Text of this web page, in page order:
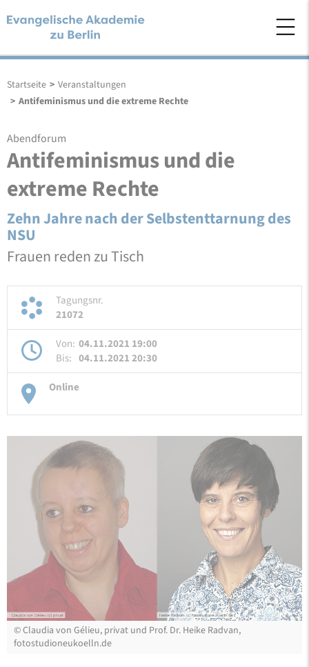
Startseite > Veranstaltungen
> Antifeminismus und die extreme Rechte
Abendforum
Antifeminismus und die
extreme Rechte
Zehn Jahre nach der Selbstenttarnung des
NSU
Frauen reden zu Tisch
Tagungsnr.
21072
Von: 04.11.2021 19:00
Bis: 04.11.2021 20:30
Online
©Claudia von Gélieu, privat und Prof. Dr. Heike Radvan,
fotostudioneukoelln.de